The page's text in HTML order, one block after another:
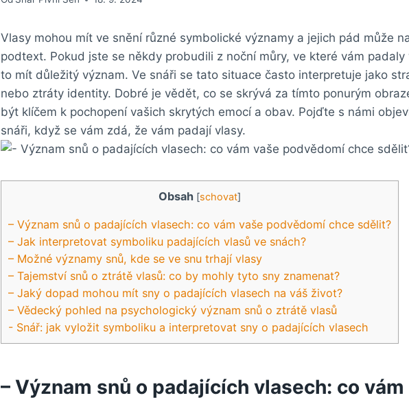
Vlasy mohou mít ve snění různé symbolické významy a jejich pád může
podtext. Pokud jste se někdy probudili z⁢ noční⁤ můry, ve‍ které ‍vám padaly
to mít důležitý význam. Ve snáři se⁢ tato situace často‍ interpretuje jako⁢
nebo ztráty​ identity. Dobré‌ je‌ vědět, co se skrývá za​ tímto ⁢ponurým
být klíčem k ⁤pochopení vašich skrytých emocí a obav. Pojďte s námi
snáři, když se vám zdá, že ⁣vám padají vlasy.
Obsah [schovat]
– ‍Význam snů o ⁢padajících vlasech: co vám vaše podvědomí chce sdělit?
– Jak interpretovat symboliku padajících vlasů​ ve snách?
– Možné významy snů, ⁤kde se ve snu trhají vlasy
– Tajemství⁤ snů o ztrátě vlasů: co by​ mohly tyto ‌sny znamenat?
– Jaký dopad mohou mít ‍sny o ⁢padajících vlasech na váš život?
– Vědecký pohled na psychologický význam snů o ztrátě vlasů
-‍ Snář: jak vyložit symboliku​ a interpretovat sny o padajících vlasech
– ‍Význam snů o ⁢padajících vlasech: co vám